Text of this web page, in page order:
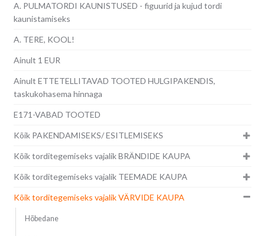
A. PULMATORDI KAUNISTUSED - figuurid ja kujud tordi
kaunistamiseks
A. TERE, KOOL!
Ainult 1 EUR
Ainult ETTETELLITAVAD TOOTED HULGIPAKENDIS,
taskukohasema hinnaga
E171-VABAD TOOTED
Kõik PAKENDAMISEKS/ ESITLEMISEKS
Kõik torditegemiseks vajalik BRÄNDIDE KAUPA
Kõik torditegemiseks vajalik TEEMADE KAUPA
Kõik torditegemiseks vajalik VÄRVIDE KAUPA
Hõbedane